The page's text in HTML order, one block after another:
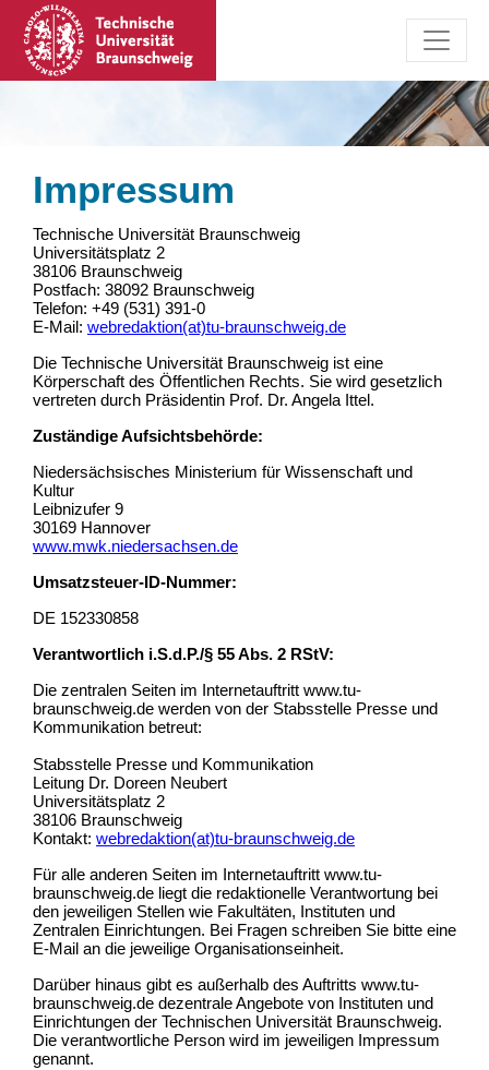
Impressum
Technische Universität Braunschweig
Universitätsplatz 2
38106 Braunschweig
Postfach: 38092 Braunschweig
Telefon: +49 (531) 391-0
E-Mail: webredaktion(at)tu-braunschweig.de
Die Technische Universität Braunschweig ist eine
Körperschaft des Öffentlichen Rechts. Sie wird gesetzlich
vertreten durch Präsidentin Prof. Dr. Angela Ittel.
Zuständige Aufsichtsbehörde:
Niedersächsisches Ministerium für Wissenschaft und
Kultur
Leibnizufer 9
30169 Hannover
www.mwk.niedersachsen.de
Umsatzsteuer-ID-Nummer:
DE 152330858
Verantwortlich i.S.d.P./§ 55 Abs. 2 RStV:
Die zentralen Seiten im Internetauftritt www.tu-
braunschweig.de werden von der Stabsstelle Presse und
Kommunikation betreut:
Stabsstelle Presse und Kommunikation
Leitung Dr. Doreen Neubert
Universitätsplatz 2
38106 Braunschweig
Kontakt: webredaktion(at)tu-braunschweig.de
Für alle anderen Seiten im Internetauftritt www.tu-
braunschweig.de liegt die redaktionelle Verantwortung bei
den jeweiligen Stellen wie Fakultäten, Instituten und
Zentralen Einrichtungen. Bei Fragen schreiben Sie bitte eine
E-Mail an die jeweilige Organisationseinheit.
Darüber hinaus gibt es außerhalb des Auftritts www.tu-
braunschweig.de dezentrale Angebote von Instituten und
Einrichtungen der Technischen Universität Braunschweig.
Die verantwortliche Person wird im jeweiligen Impressum
genannt.